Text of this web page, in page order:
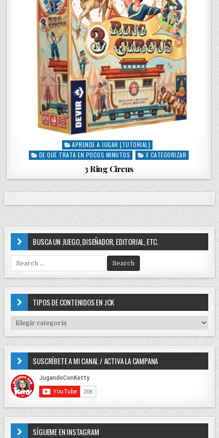
P
o
e
d
i
n
APRENDE A JUGAR [TUTORIAL]
DE QUÉ TRATA EN POCOS MINUTOS
X CATEGORIZAR
3 Ring Circus
BUSCA UN JUEGO, DISEÑADOR, EDITORIAL, ETC.
e
a
r
f
r
:
TIPOS DE CONTENIDOS EN JCK
I
P
D
E
C
O
N
T
SUSCRÍBETE A MI CANAL / ACTIVA LA CAMPANA
SÍGUEME EN INSTAGRAM